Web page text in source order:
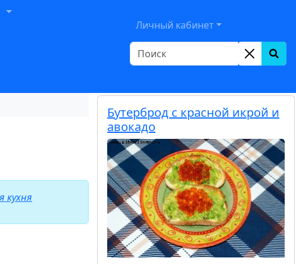
Toggle Dropdown
Личный кабинет
кухня
Бутерброд с красной икрой и
авокадо